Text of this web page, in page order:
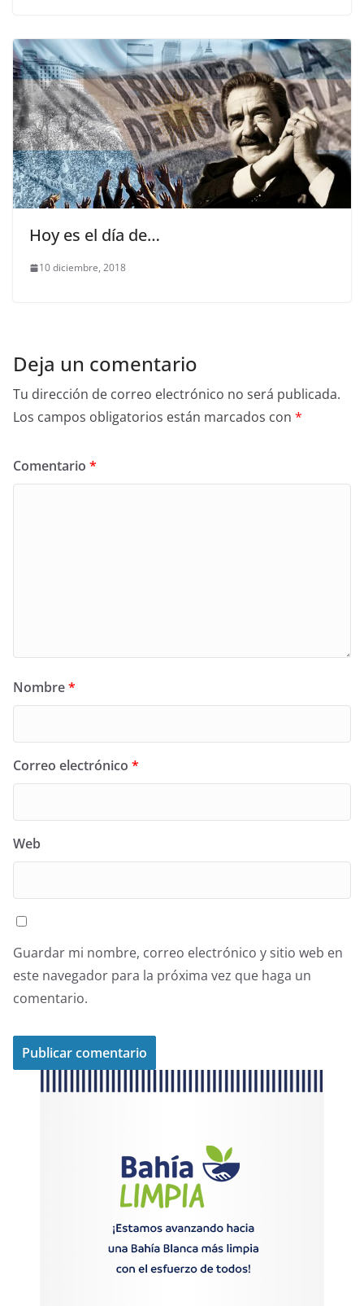
Hoy es el día de…
10 diciembre, 2018
Deja un comentario
Tu dirección de correo electrónico no será publicada.
Los campos obligatorios están marcados con *
Comentario *
Nombre*
Correo electrónico *
Web
Guardar mi nombre, correo electrónico y sitio web en
este navegador para la próxima vez que haga un
comentario.